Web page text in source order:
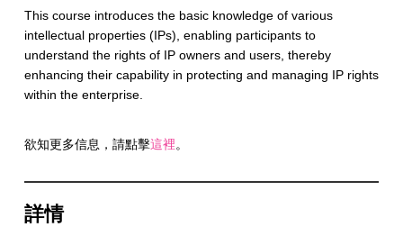
This course introduces the basic knowledge of various
intellectual properties (IPs), enabling participants to
understand the rights of IP owners and users, thereby
enhancing their capability in protecting and managing IP rights
within the enterprise.
欲知更多信息，請點擊這裡。
詳情